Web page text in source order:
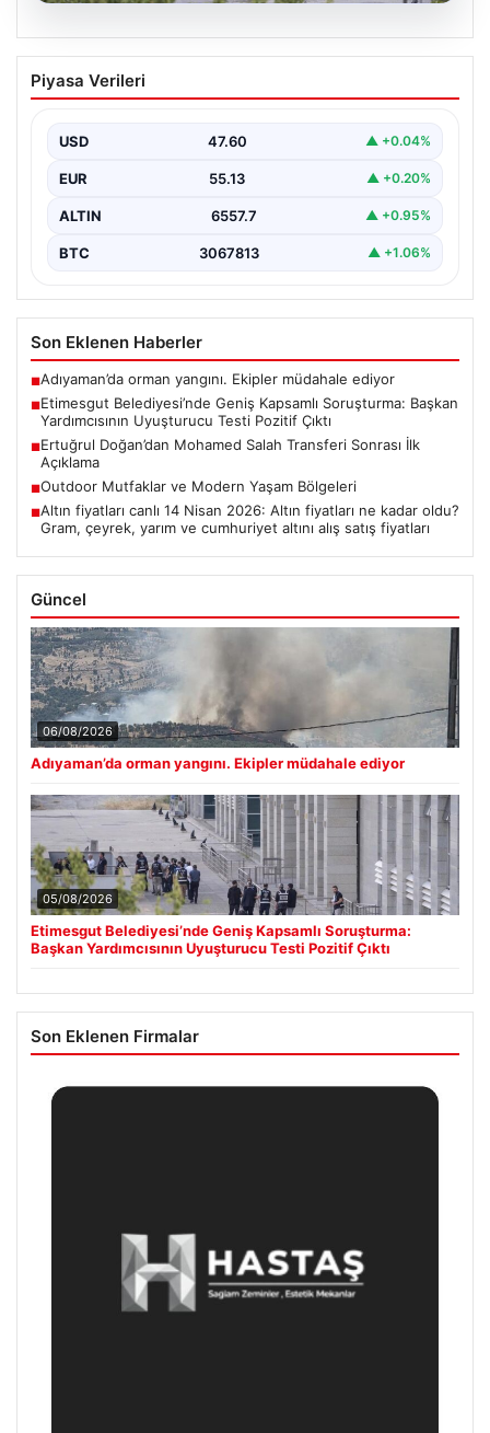
Etimesgut Belediyesi’nde Geniş
Kapsamlı Soruşturma: Başkan
Çıktı
Ankara'nın Etimesgut ilçesinde bulunan belediyeye
yönelik yürütülen kapsamlı soruşturma kapsamında
Piyasa Verileri
USD 47.60 ▲ +0.04%
EUR 55.13 ▲ +0.20%
ALTIN 6557.7 ▲ +0.95%
BTC 3067813 ▲ +1.06%
Son Eklenen Haberler
■Adıyaman’da orman yangını. Ekipler müdahale ediyor
■Etimesgut Belediyesi’nde Geniş Kapsamlı Soruşturma: Başkan
Yardımcısının Uyuşturucu Testi Pozitif Çıktı
■Ertuğrul Doğan’dan Mohamed Salah Transferi Sonrası İlk
Açıklama
■Outdoor Mutfaklar ve Modern Yaşam Bölgeleri
■Altın fiyatları canlı 14 Nisan 2026: Altın fiyatları ne kadar oldu?
Gram, çeyrek, yarım ve cumhuriyet altını alış satış fiyatları
Güncel
06/08/2026
Adıyaman’da orman yangını. Ekipler müdahale ediyor
05/08/2026
Etimesgut Belediyesi’nde Geniş Kapsamlı Soruşturma:
Başkan Yardımcısının Uyuşturucu Testi Pozitif Çıktı
Son Eklenen Firmalar